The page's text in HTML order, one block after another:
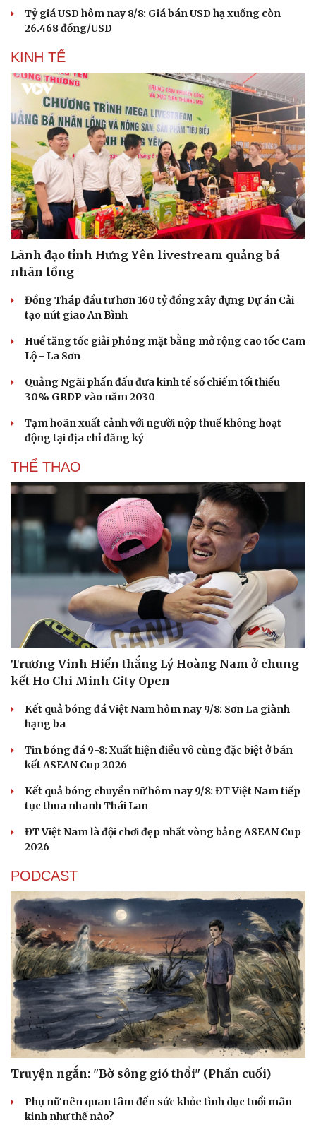
Cải chính
Tỷ giá USD hôm nay 8/8: Giá bán USD hạ xuống còn
26.468 đồng/USD
KINH TẾ
Lãnh đạo tỉnh Hưng Yên livestream quảng bá
nhãn lồng
Đồng Tháp đầu tư hơn 160 tỷ đồng xây dựng Dự án Cải
tạo nút giao An Bình
Huế tăng tốc giải phóng mặt bằng mở rộng cao tốc Cam
Lộ - La Sơn
Quảng Ngãi phấn đấu đưa kinh tế số chiếm tối thiểu
30% GRDP vào năm 2030
Tạm hoãn xuất cảnh với người nộp thuế không hoạt
động tại địa chỉ đăng ký
THỂ THAO
Trương Vinh Hiển thắng Lý Hoàng Nam ở chung
kết Ho Chi Minh City Open
Kết quả bóng đá Việt Nam hôm nay 9/8: Sơn La giành
hạng ba
Tin bóng đá 9-8: Xuất hiện điều vô cùng đặc biệt ở bán
kết ASEAN Cup 2026
Kết quả bóng chuyền nữ hôm nay 9/8: ĐT Việt Nam tiếp
tục thua nhanh Thái Lan
ĐT Việt Nam là đội chơi đẹp nhất vòng bảng ASEAN Cup
2026
PODCAST
Truyện ngắn: "Bờ sông gió thổi" (Phần cuối)
Phụ nữ nên quan tâm đến sức khỏe tình dục tuổi mãn
kinh như thế nào?